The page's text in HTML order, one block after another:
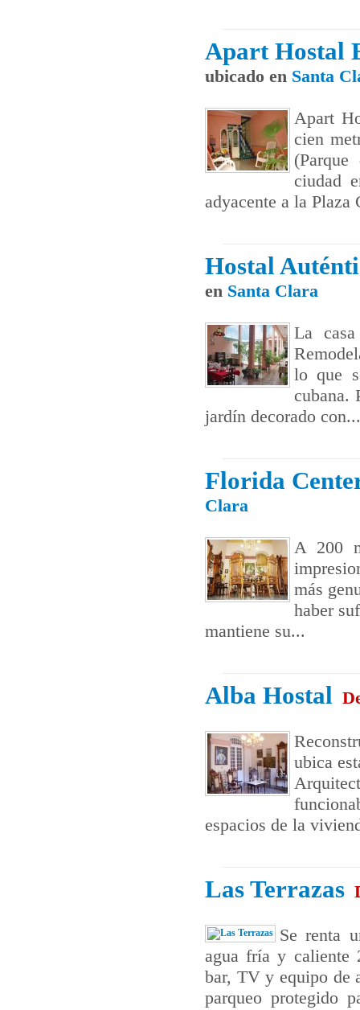
Apart Hostal
ubicado en Santa
Apart
cien
ciudad
adyacente a la
Hostal
en Santa Clara
La
lo que
cubana.
jardín decorado con...
Florida
Clara
A 200
más
haber
mantiene su...
Alba Hostal
ubica
espacios de la
Las Terrazas
Se renta
agua fría y caliente
bar, TV y equipo de
parqueo protegido